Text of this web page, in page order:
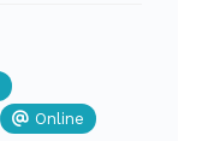
Online